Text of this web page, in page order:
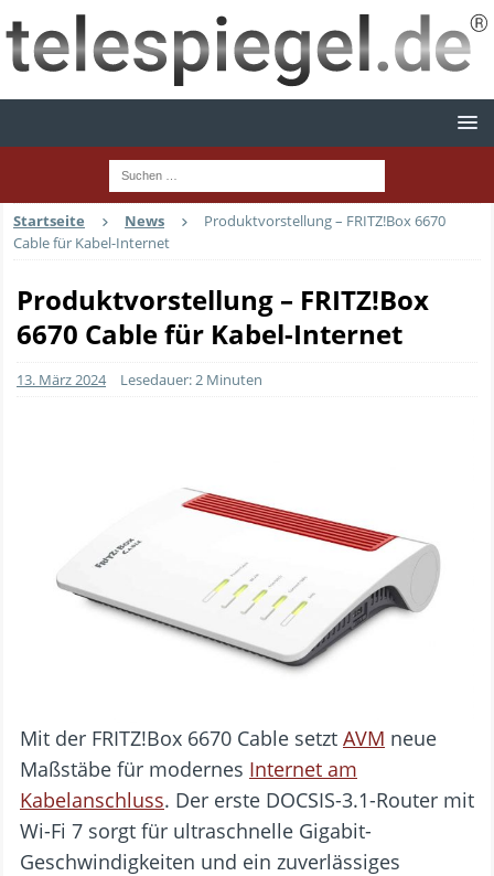
Startseite News
Produktvorstellung – FRITZ!Box 6670
Cable für Kabel-Internet
Produktvorstellung – FRITZ!Box
6670 Cable für Kabel-Internet
13. März 2024 Lesedauer: 2 Minuten
Mit der FRITZ!Box 6670 Cable setzt AVM neue
Maßstäbe für modernes Internet am
Kabelanschluss. Der erste DOCSIS-3.1-Router mit
Wi-Fi 7 sorgt für ultraschnelle Gigabit-
Geschwindigkeiten und ein zuverlässiges